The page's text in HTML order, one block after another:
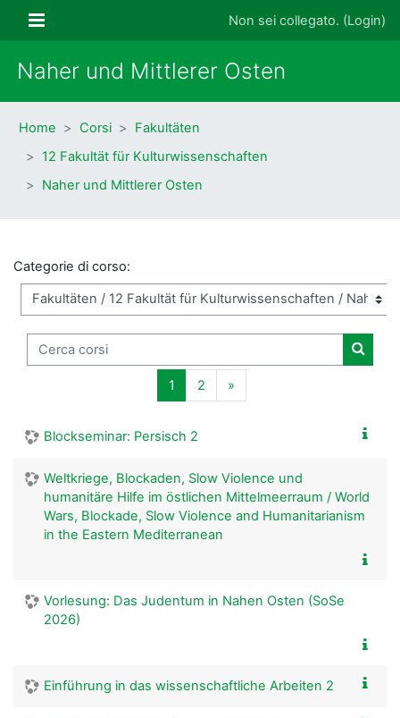
Pannello laterale Non sei collegato. (Login)
Naher und Mittlerer Osten
Home Corsi
Fakultäten
12 Fakultät für Kulturwissenschaften
Naher und Mittlerer Osten
Categorie di corso:
Cerca corsi
Cerca
1 Pagina 1
2Pagina 2
»Pagina successiva
Blockseminar: Persisch 2
Weltkriege, Blockaden, Slow Violence und
humanitäre Hilfe im östlichen Mittelmeerraum / World
Wars, Blockade, Slow Violence and Humanitarianism
in the Eastern Mediterranean
Vorlesung: Das Judentum in Nahen Osten (SoSe
2026)
Einführung in das wissenschaftliche Arbeiten 2